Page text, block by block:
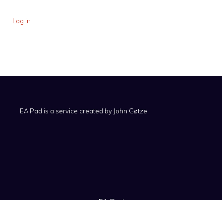
Log in
EA Pad is a service created by John Gøtze